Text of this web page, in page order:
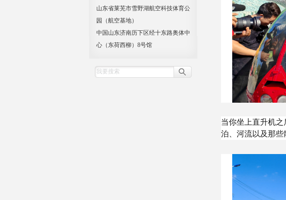
山东省莱芜市雪野湖航空科技体育公
园（航空基地）
中国山东济南历下区经十东路奥体中
心（东荷西柳）8号馆
当你坐上直升机
泊、河流以及那些